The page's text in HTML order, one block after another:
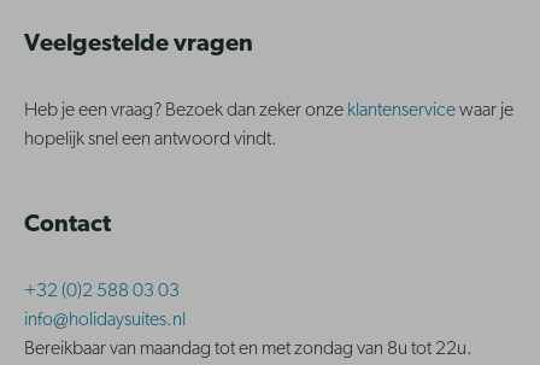
Veelgestelde vragen
Heb je een vraag? Bezoek dan zeker onze klantenservicewaar je
hopelijk snel een antwoord vindt.
Contact
+32 (0)2 588 03 03
info@holidaysuites.nl
Bereikbaar van maandag tot en met zondag van 8u tot 22u.